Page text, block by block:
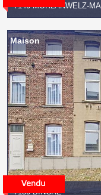
7140 MORLANWELZ-
7130 BINCHE
Maison